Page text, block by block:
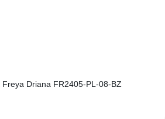
Freya Driana FR2405-PL-08-BZ